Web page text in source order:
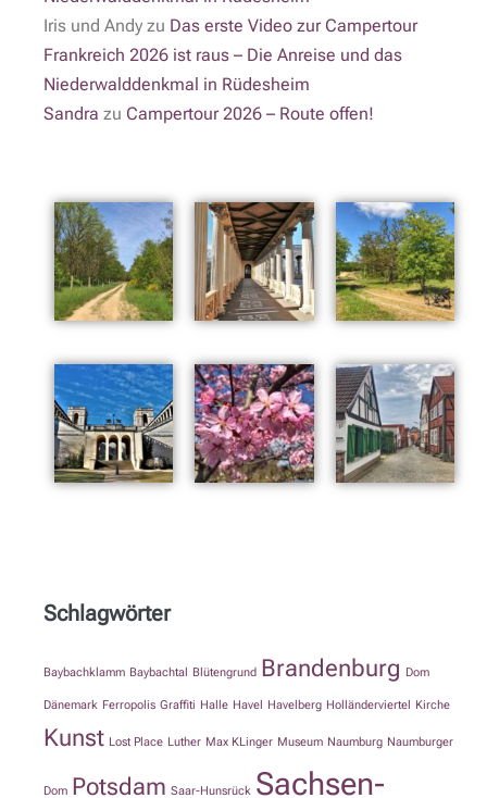
Iris und Andy zu Das erste Video zur Campertour
Frankreich 2026 ist raus – Die Anreise und das
Niederwalddenkmal in Rüdesheim
Sandra zu Campertour 2026 – Route offen!
Schlagwörter
Baybachklamm Baybachtal Blütengrund Brandenburg Dom
Dänemark Ferropolis Graffiti Halle Havel Havelberg Holländerviertel Kirche
Kunst Lost Place Luther Max KLinger Museum Naumburg Naumburger
Dom Potsdam Saar-Hunsrück Sachsen-